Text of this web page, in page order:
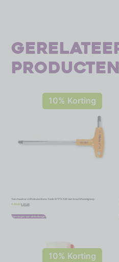
producten
10% Korting
Torx haakse stiftsleutel Beta Tools 97TTX T30 met krachthandgreep
€22,87 € 20,58
Toevoegen aan winkelwagen
10% Korting